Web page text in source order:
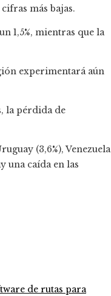
más bajas.
1,5%, mientras que la
experimentará aún
la pérdida de
(3,6%), Venezuela
una caída en las
de rutas para